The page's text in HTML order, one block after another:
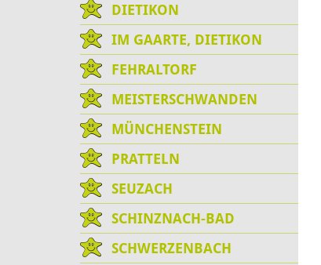
DIETIKON
IM GAARTE, DIETIKON
FEHRALTORF
MEISTERSCHWANDEN
MÜNCHENSTEIN
PRATTELN
SEUZACH
SCHINZNACH-BAD
SCHWERZENBACH